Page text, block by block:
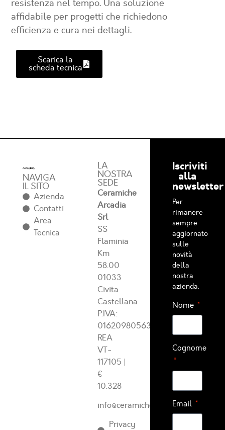
resistenza nel tempo. Una soluzione
affidabile per progetti che richiedono
efficienza e cura nei dettagli.
Scarica la
scheda tecnica
NAVIGA
IL SITO
Azienda
Contatti
Area
Tecnica
LA
NOSTRA
SEDE
Ceramiche
Arcadia
Srl
SS
Flaminia
Km
58.00
01033
Civita
Castellana
P.IVA:
01620980563
REA
VT-
117105 |
€
10.328
info@ceramichearcadia.com
Privacy
Iscriviti
alla
newsletter
Per
rimanere
sempre
aggiornato
sulle
novità
della
nostra
azienda.
Nome
Cognome
Email